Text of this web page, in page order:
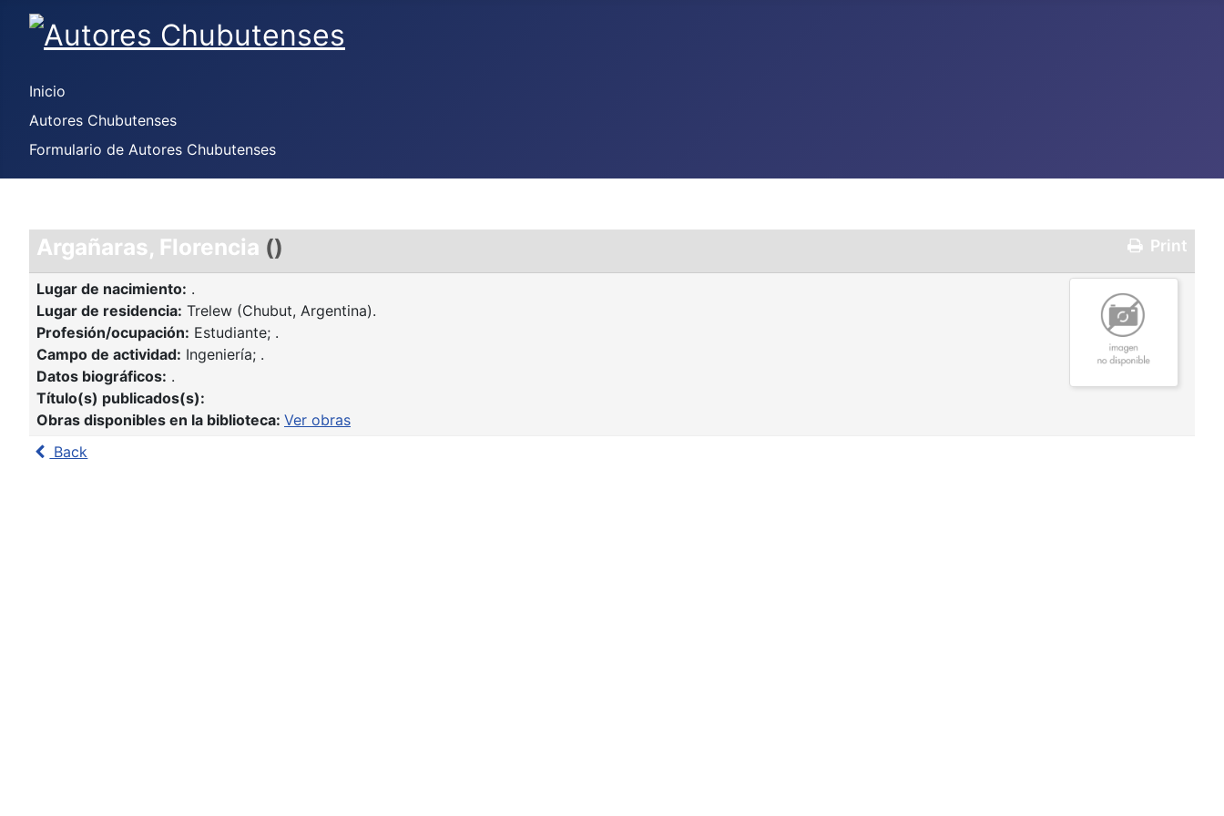
Inicio
Autores Chubutenses
Formulario de Autores Chubutenses
Print
Argañaras, Florencia ()
Lugar de nacimiento: .
Lugar de residencia: Trelew (Chubut, Argentina).
Profesión/ocupación: Estudiante; .
Campo de actividad: Ingeniería; .
Datos biográficos: .
Título(s) publicados(s):
Obras disponibles en la biblioteca: Ver obras
Back